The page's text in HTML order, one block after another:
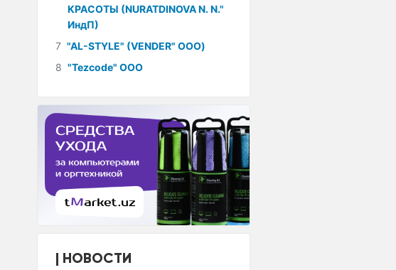
КРАСОТЫ (NURATDINOVA N. N."
ИндП)
7 "AL-STYLE" (VENDER" ООО)
8 "Tezcode" ООО
НОВОСТИ